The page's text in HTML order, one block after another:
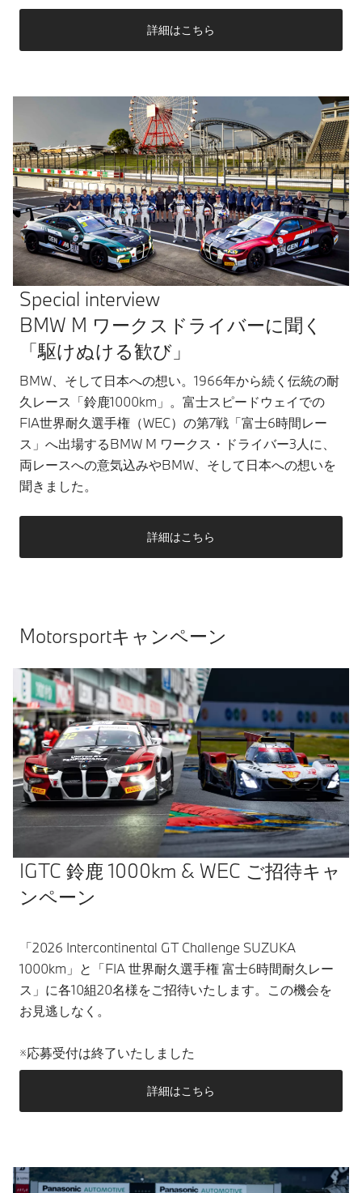
詳細はこちら
Special interview
BMW M ワークスドライバーに聞く
「駆けぬける歓び」
BMW、そして日本への想い。1966年から続く伝統の耐
久レース「鈴鹿1000km」。富士スピードウェイでの
FIA世界耐久選手権（WEC）の第7戦「富士6時間レー
ス」へ出場するBMW M ワークス・ドライバー3人に、
両レースへの意気込みやBMW、そして日本への想いを
聞きました。
詳細はこちら
Motorsportキャンペーン
IGTC 鈴鹿 1000km & WEC ご招待キャ
ンペーン
「2026 Intercontinental GT Challenge SUZUKA
1000km」と「FIA 世界耐久選手権 富士6時間耐久レー
ス」に各10組20名様をご招待いたします。この機会を
お見逃しなく。
※応募受付は終了いたしました
詳細はこちら